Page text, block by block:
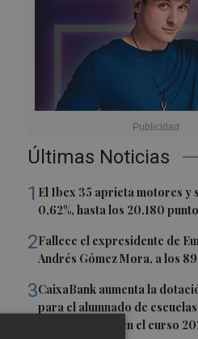
Últimas Noticias
1 El Ibex 35 aprieta motores y
0,62%, hasta los 20.180
2Fallece el expresidente de
Andrés Gómez Mora, a los
3CaixaBank aumenta la
para el alumnado de
275.000 euros en el curso